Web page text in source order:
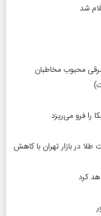
شد
محبوب مخاطبان
را فرو می‌ریزد
۱۱ مرداد ۱۴۰۵ | افت قیمت طلا در بازار تهران با کاهش
کرد